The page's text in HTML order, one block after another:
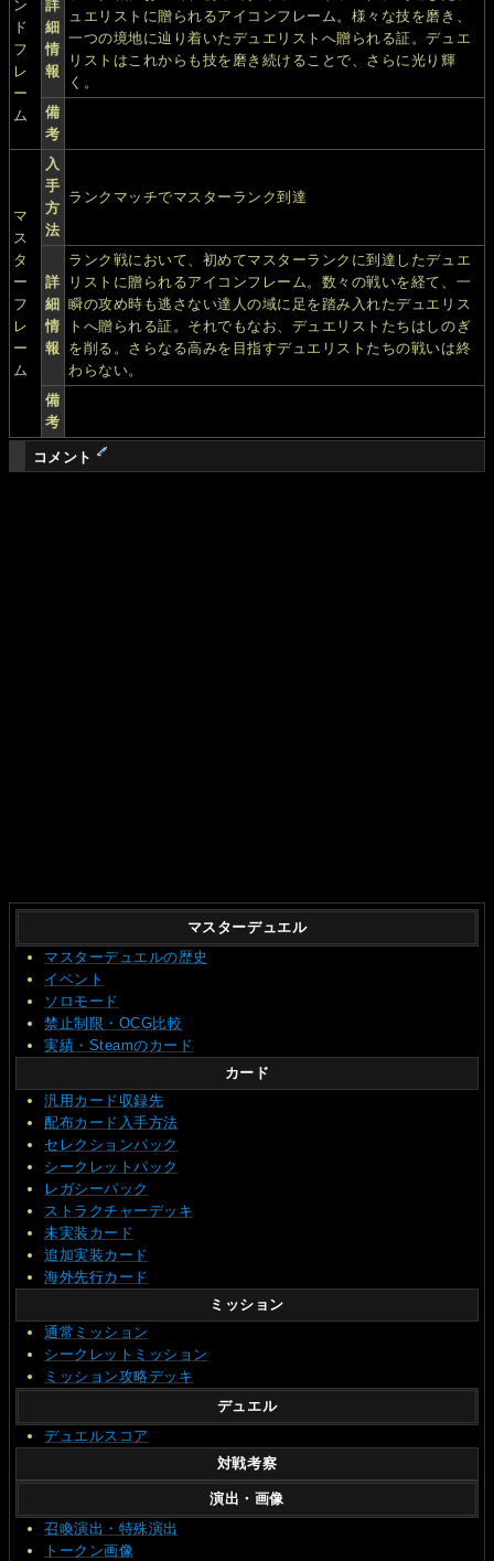
ン
ド
フ
レ
ー
ム
詳
細
情
報
ュエリストに贈られるアイコンフレーム。様々な技を磨き、
一つの境地に辿り着いたデュエリストへ贈られる証。デュエ
リストはこれからも技を磨き続けることで、さらに光り輝
く。
備
考
マ
ス
タ
ー
フ
レ
ー
ム
入
手
方
法
ランクマッチでマスターランク到達
詳
細
情
報
ランク戦において、初めてマスターランクに到達したデュエ
リストに贈られるアイコンフレーム。数々の戦いを経て、一
瞬の攻め時も逃さない達人の域に足を踏み入れたデュエリス
トへ贈られる証。それでもなお、デュエリストたちはしのぎ
を削る。さらなる高みを目指すデュエリストたちの戦いは終
わらない。
備
考
コメント
マスターデュエル
マスターデュエルの歴史
イベント
ソロモード
禁止制限・OCG比較
実績・Steamのカード
カード
汎用カード収録先
配布カード入手方法
セレクションパック
シークレットパック
レガシーパック
ストラクチャーデッキ
未実装カード
追加実装カード
海外先行カード
ミッション
通常ミッション
シークレットミッション
ミッション攻略デッキ
デュエル
デュエルスコア
対戦考察
演出・画像
召喚演出・特殊演出
トークン画像